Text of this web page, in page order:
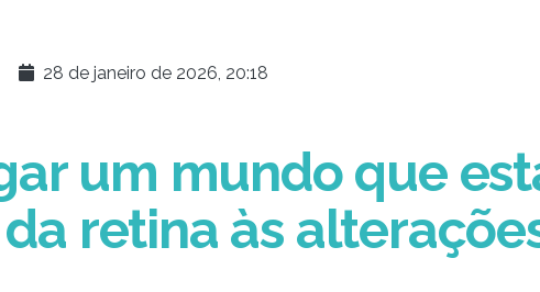
28 de janeiro de 2026, 20:18
um mundo que
retina às